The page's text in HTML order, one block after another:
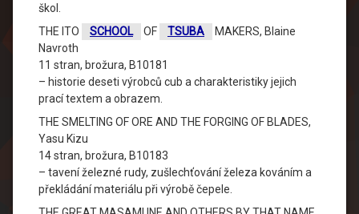
škol.
THE ITO
SCHOOL OF TSUBA
MAKERS, Blaine
Navroth
11 stran, brožura, B10181
– historie deseti výrobců cub a charakteristiky jejich
prací textem a obrazem.
THE SMELTING OF ORE AND THE FORGING OF BLADES,
Yasu Kizu
14 stran, brožura, B10183
– tavení železné rudy, zušlechťování železa kováním a
překládání materiálu při výrobě čepele.